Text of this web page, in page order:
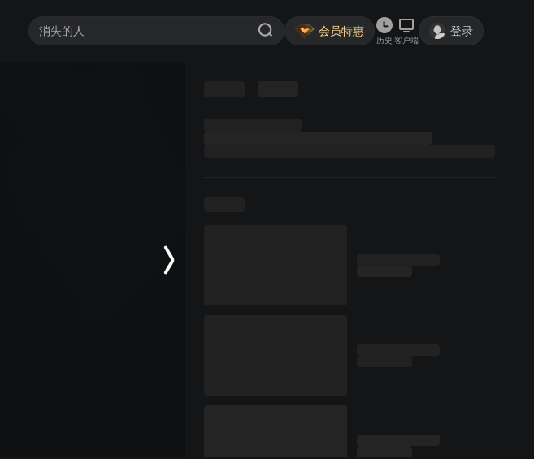
会员特惠
历史 客户端
登录